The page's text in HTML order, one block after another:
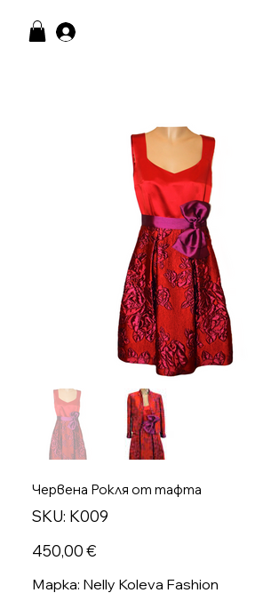
Червена Рокля от тафта
SKU: SKU
K009
K009
Цена
450,00 €
Марка: Nelly Koleva Fashion